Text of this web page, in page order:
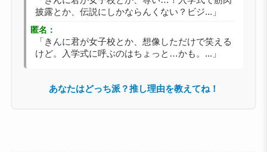
披露とか、伝説にしかならんくない？ビジ...」
匿名：
「きんに君が女子校とか、想像しただけで笑える
けど。入学式に呼ぶのはちょっと…かも。...」
あなたはどっち派？推し理由を教えてね！